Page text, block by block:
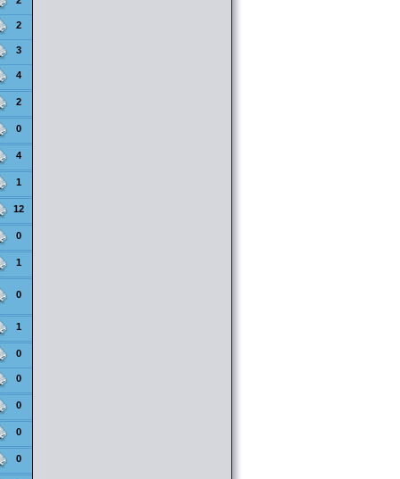
2
3
4
2
0
4
1
12
0
1
0
1
0
0
0
0
0